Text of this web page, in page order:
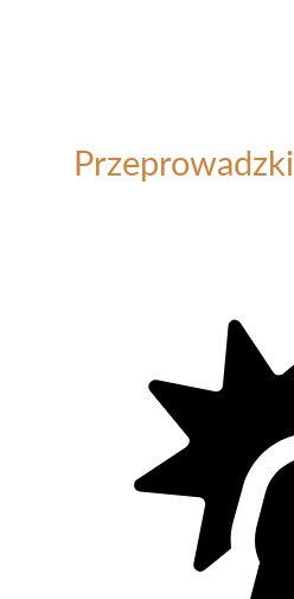
Przeprowadzki